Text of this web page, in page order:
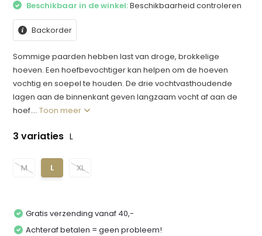
Beschikbaar in de winkel:Beschikbaarheid controleren
Backorder
Sommige paarden hebben last van droge, brokkelige
hoeven. Een hoefbevochtiger kan helpen om de hoeven
vochtig en soepel te houden. De drie vochtvasthoudende
lagen aan de binnenkant geven langzaam vocht af aan de
hoef....Toon meer
3 variaties L
M L XL
Gratis verzending vanaf 40,-
Achteraf betalen = geen probleem!